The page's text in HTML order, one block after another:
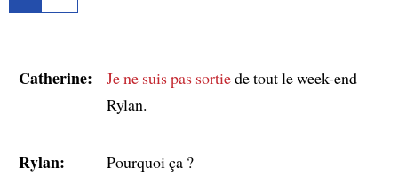
Catherine: Je ne suis pas sortiede tout le week-end
Rylan.
Rylan: Pourquoi ça ?